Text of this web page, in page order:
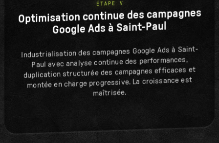
ÉTAPE V
Optimisation continue des campagnes
Google Ads à Saint-Paul
Industrialisation des campagnes Google Ads à Saint-
Paul avec analyse continue des performances,
duplication structurée des campagnes efficaces et
montée en charge progressive. La croissance est
maîtrisée.